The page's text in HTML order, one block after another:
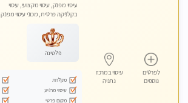
לפרטים
נוספים
עיסוי במרכז
נתניה
עיסוי מפנק, עיסוי מקצועי, עיסוי
בקלניקה פרטית, מכוני עיסוי מפנק
פלטינה
מקלחת
עיסוי מרגיע
מקום פרטי